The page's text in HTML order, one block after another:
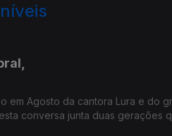
em Agosto da cantora Lura e do
conversa junta duas gerações